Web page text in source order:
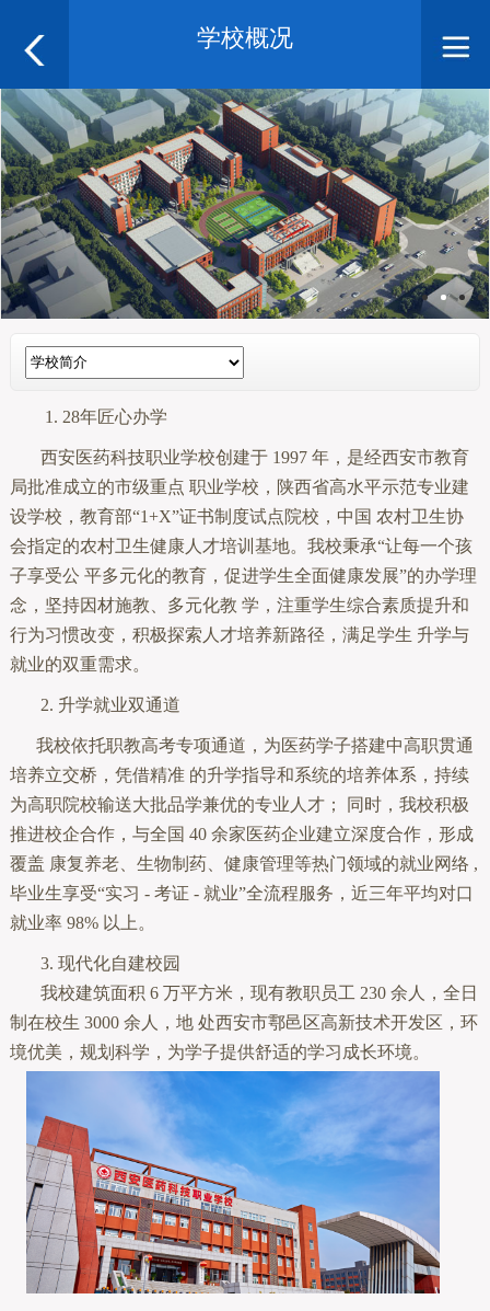
学校概况
1. 28年匠心办学
西安医药科技职业学校创建于 1997 年，是经西安市教育
局批准成立的市级重点 职业学校，陕西省高水平示范专业建
设学校，教育部“1+X”证书制度试点院校，中国 农村卫生协
会指定的农村卫生健康人才培训基地。我校秉承“让每一个孩
子享受公 平多元化的教育，促进学生全面健康发展”的办学理
念，坚持因材施教、多元化教 学，注重学生综合素质提升和
行为习惯改变，积极探索人才培养新路径，满足学生 升学与
就业的双重需求。
2. 升学就业双通道
我校依托职教高考专项通道，为医药学子搭建中高职贯通
培养立交桥，凭借精准 的升学指导和系统的培养体系，持续
为高职院校输送大批品学兼优的专业人才； 同时，我校积极
推进校企合作，与全国 40 余家医药企业建立深度合作，形成
覆盖 康复养老、生物制药、健康管理等热门领域的就业网络 ,
毕业生享受“实习 - 考证 - 就业”全流程服务，近三年平均对口
就业率 98% 以上。
3. 现代化自建校园
我校建筑面积 6 万平方米，现有教职员工 230 余人，全日
制在校生 3000 余人，地 处西安市鄠邑区高新技术开发区，环
境优美，规划科学，为学子提供舒适的学习成长环境。